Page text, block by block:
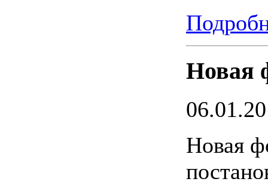
Новая
Новая